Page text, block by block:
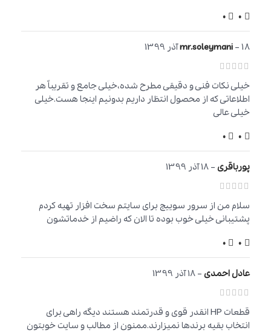
0
0
mr.soleymani – 18 آذر 1399
خیلی نکات فنی و دقیقی مطرح شده،خیلی جامع و تقریباً هر
اطلاعاتی که از محصول انتظار داریم بدونیم اینجا هست.خیلی
خیلی عالی
0
0
پورباقری – 18 آذر 1399
سلام من از سرور سوییچ برای سایتم سخت افزار تهیه کردم
پشتیبانی خیلی خوب بوده تا الان که راضیم از خدماتشون
0
0
عادل احمدی – 18 آذر 1399
قطعات HP انقدر قوی و قدرتمند هستند دیگه راهی برای
انتخاب بقیه برندها نمیزارند.ممنون از مطالب و سایت خوبتون